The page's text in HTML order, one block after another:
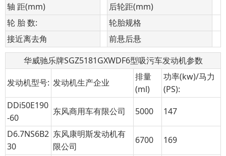
轴 距(mm)
后轮距(mm)
轮 胎 数:
轮胎规格
接近离去角
前悬后悬
华威驰乐牌SGZ5181GXWDF6型吸污车发动机参数
发动机型号: 发动机生产企业
排量
(ml)
功率(kw)/马力
(PS):
DDi50E190
-60
东风商用车有限公司 5000 147
D6.7NS6B2
30
东风康明斯发动机有
限公司
6700 169